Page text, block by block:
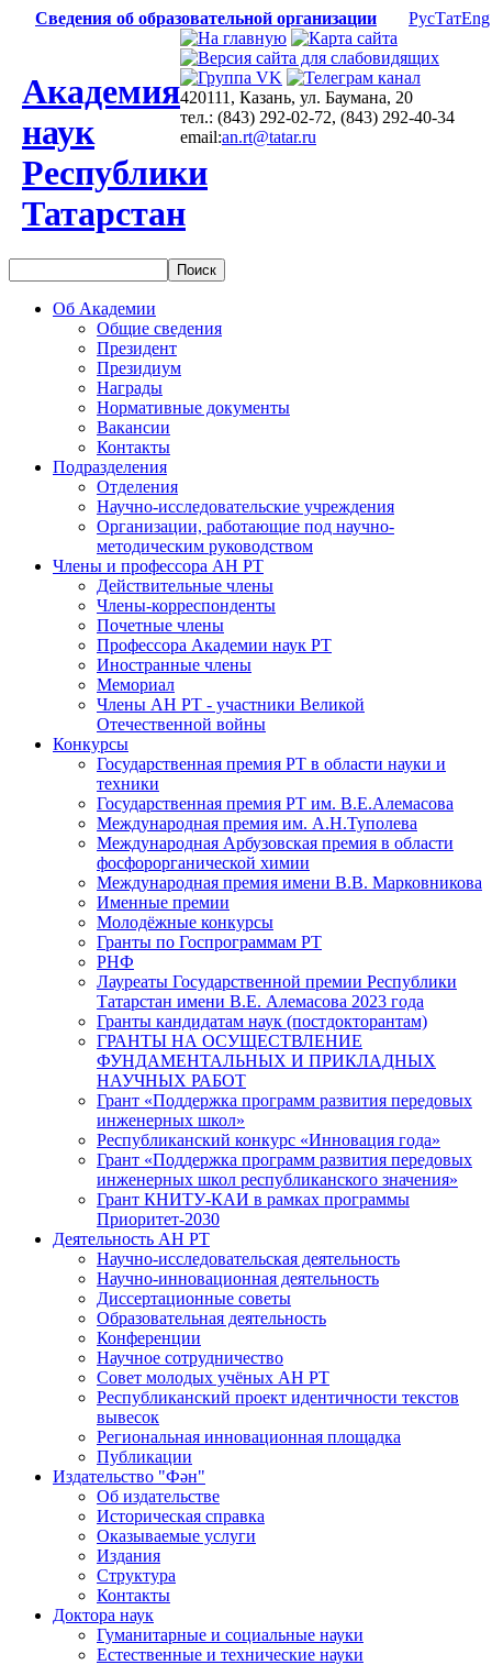
Сведения об образовательной организации РусТатEng
Академия
наук
Республики
Татарстан
420111, Казань, ул. Баумана, 20
тел.: (843) 292-02-72, (843) 292-40-34
email:an.rt@tatar.ru
Об Академии
Общие сведения
Президент
Президиум
Награды
Нормативные документы
Вакансии
Контакты
Подразделения
Отделения
Научно-исследовательские учреждения
Организации, работающие под научно-
методическим руководством
Члены и профессора АН РТ
Действительные члены
Члены-корреспонденты
Почетные члены
Профессора Академии наук РТ
Иностранные члены
Мемориал
Члены АН РТ - участники Великой
Отечественной войны
Конкурсы
Государственная премия РТ в области науки и
техники
Государственная премия РТ им. В.Е.Алемасова
Международная премия им. А.Н.Туполева
Международная Арбузовская премия в области
фосфорорганической химии
Международная премия имени В.В. Марковникова
Именные премии
Молодёжные конкурсы
Гранты по Госпрограммам РТ
РНФ
Лауреаты Государственной премии Республики
Татарстан имени В.Е. Алемасова 2023 года
Гранты кандидатам наук (постдокторантам)
ГРАНТЫ НА ОСУЩЕСТВЛЕНИЕ
ФУНДАМЕНТАЛЬНЫХ И ПРИКЛАДНЫХ
НАУЧНЫХ РАБОТ
Грант «Поддержка программ развития передовых
инженерных школ»
Республиканский конкурс «Инновация года»
Грант «Поддержка программ развития передовых
инженерных школ республиканского значения»
Грант КНИТУ-КАИ в рамках программы
Приоритет-2030
Деятельность АН РТ
Научно-исследовательская деятельность
Научно-инновационная деятельность
Диссертационные советы
Образовательная деятельность
Конференции
Научное сотрудничество
Совет молодых учёных АН РТ
Республиканский проект идентичности текстов
вывесок
Региональная инновационная площадка
Публикации
Издательство "Фән"
Об издательстве
Историческая справка
Оказываемые услуги
Издания
Структура
Контакты
Доктора наук
Гуманитарные и социальные науки
Естественные и технические науки